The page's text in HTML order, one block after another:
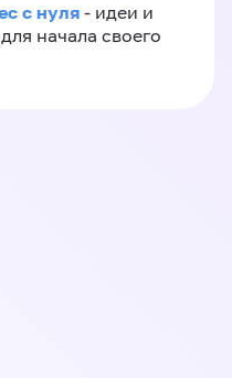
с нуля - идеи и
начала своего